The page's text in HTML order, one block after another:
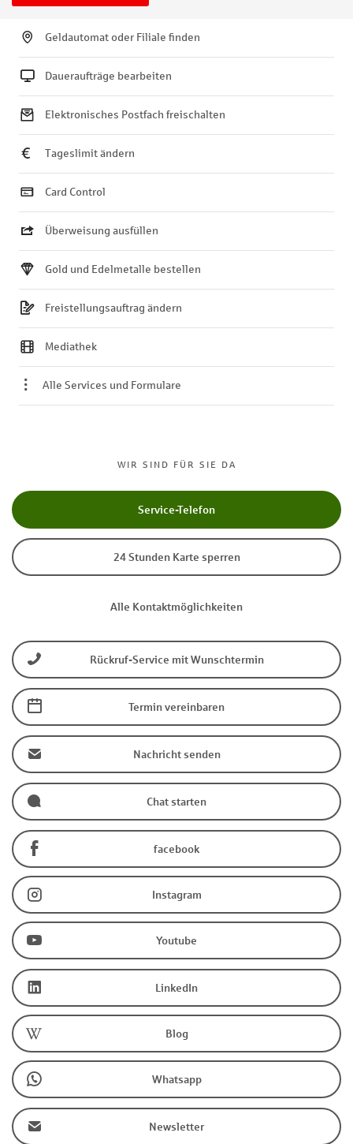
WIR SIND FÜR SIE DA
Service-Telefon
24 Stunden Karte sperren
Alle Kontaktmöglichkeiten
Rückruf-Service mit Wunschtermin
Termin vereinbaren
Nachricht senden
Chat starten
facebook
Instagram
Youtube
LinkedIn
Blog
Whatsapp
Newsletter
Geldautomat oder Filiale finden
Daueraufträge bearbeiten
Elektronisches Postfach freischalten
Tageslimit ändern
Card Control
Überweisung ausfüllen
Gold und Edelmetalle bestellen
Freistellungsauftrag ändern
Mediathek
Alle Services und Formulare